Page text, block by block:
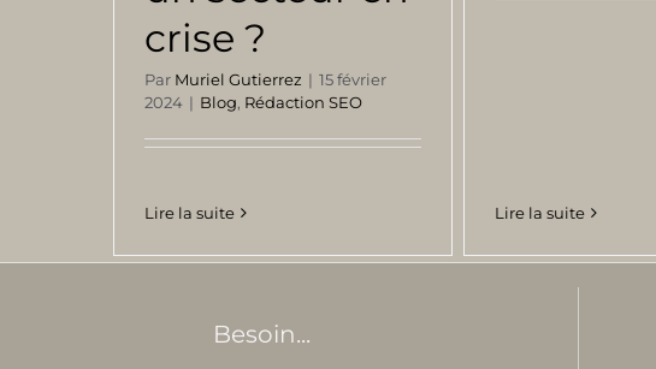
crise ?
Par Muriel Gutierrez | 15 février
2024 | Blog, Rédaction SEO
Lire la suite Lire la suite
Besoin...